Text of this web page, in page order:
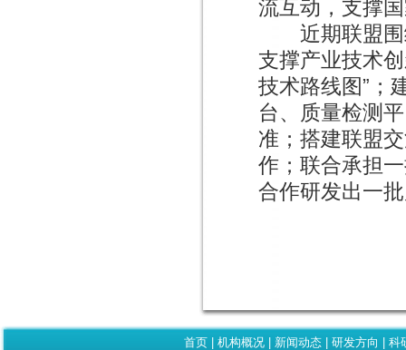
流互动，支撑
近期联盟围
支撑产业技术
技术路线图”；
台、质量检测
准；搭建联盟
作；联合承担
合作研发出一
首页 |机构概况 新闻动态 |研发方向 |科